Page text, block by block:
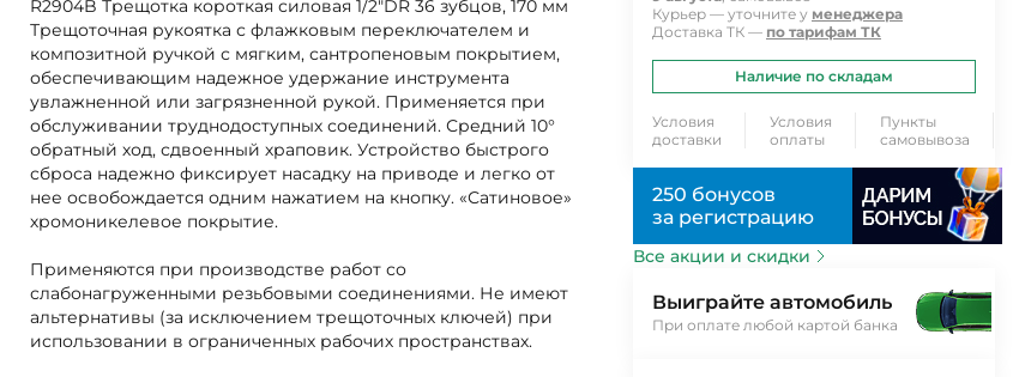
R2904B Трещотка короткая силовая 1/2"DR 36 зубцов, 170 мм
Трещоточная рукоятка с флажковым переключателем и
композитной ручкой с мягким, сантропеновым покрытием,
обеспечивающим надежное удержание инструмента
увлажненной или загрязненной рукой. Применяется при
обслуживании труднодоступных соединений. Средний 10°
обратный ход, сдвоенный храповик. Устройство быстрого
сброса надежно фиксирует насадку на приводе и легко от
нее освобождается одним нажатием на кнопку. «Сатиновое»
хромоникелевое покрытие.
Применяются при производстве работ со
слабонагруженными резьбовыми соединениями. Не имеют
альтернативы (за исключением трещоточных ключей) при
использовании в ограниченных рабочих пространствах.
Курьер — уточните у менеджера
Доставка ТК — по тарифам ТК
Наличие по складам
Условия
доставки
Условия
оплаты
Пункты
самовывоза
250 бонусов
за регистрацию
Все акции и скидки
Выиграйте автомобиль
При оплате любой картой банка